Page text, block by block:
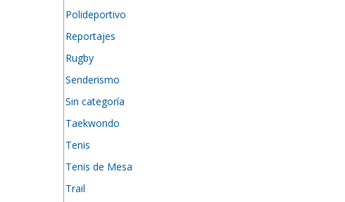
Polideportivo
Reportajes
Rugby
Senderismo
Sin categoría
Taekwondo
Tenis
Tenis de Mesa
Trail